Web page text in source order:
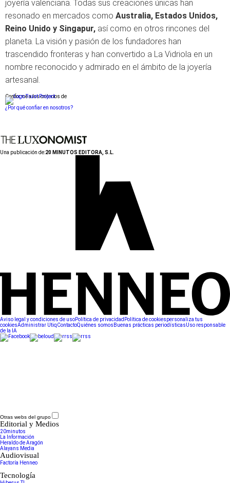
joyería valenciana. Todas sus creaciones únicas han
resonado en mercados como Australia, Estados Unidos,
Reino Unido y Singapur, así como en otros rincones del
planeta. La visión y pasión de los fundadores han
trascendido fronteras y han convertido a La Vidriola en un
nombre reconocido y admirado en el ámbito de la joyería
artesanal.
Conforme a los criterios de
¿Por qué confiar en nosotros?
Una publicación de:20 MINUTOS EDITORA, S.L.
Aviso legal y condiciones de usoPolítica de privacidad Política de cookiespersonaliza tus
cookiesAdministrar UtiqContactoQuiénes somos Buenas prácticas periodísticasUso responsable
de la IA
Otras webs del grupo
Editorial y Medios
20minutos
La Información
Heraldo de Aragón
Alayans Media
Audiovisual
Factoría Henneo
Tecnología